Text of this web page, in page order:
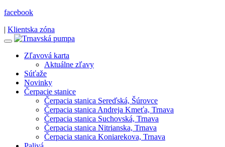
facebook
| Klientska zóna
Zľavová karta
Aktuálne zľavy
Súťaže
Novinky
Čerpacie stanice
Čerpacia stanica Sereďská, Šúrovce
Čerpacia stanica Andreja Kmeťa, Trnava
Čerpacia stanica Suchovská, Trnava
Čerpacia stanica Nitrianska, Trnava
Čerpacia stanica Koniarekova, Trnava